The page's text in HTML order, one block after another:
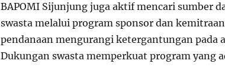
BAPOMI Sijunjung juga aktif mencari sumber
swasta melalui program sponsor dan
pendanaan mengurangi ketergantungan pada
Dukungan swasta memperkuat program yang